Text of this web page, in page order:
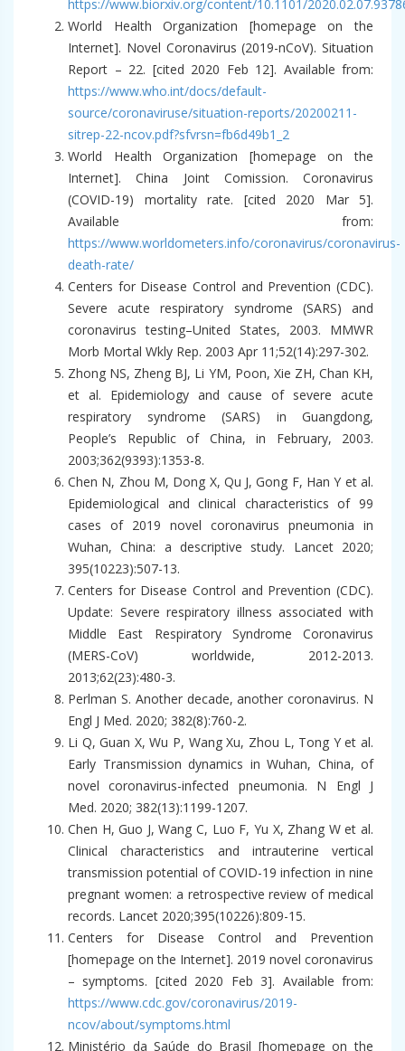
https://www.biorxiv.org/content/10.1101/
World Health Organization [homepage on the
Internet]. Novel Coronavirus (2019-nCoV). Situation
Report – 22. [cited 2020 Feb 12]. Available from:
https://www.who.int/docs/default-
source/coronaviruse/situation-reports/20200211-
sitrep-22-ncov.pdf?sfvrsn=fb6d49b1_2
World Health Organization [homepage on the
Internet]. China Joint Comission. Coronavirus
(COVID-19) mortality rate. [cited 2020 Mar 5].
Available from:
https://www.worldometers.info/coronavirus/coronavirus-
death-rate/
Centers for Disease Control and Prevention (CDC).
Severe acute respiratory syndrome (SARS) and
coronavirus testing–United States, 2003. MMWR
Morb Mortal Wkly Rep. 2003 Apr 11;52(14):297-302.
Zhong NS, Zheng BJ, Li YM, Poon, Xie ZH, Chan KH,
et al. Epidemiology and cause of severe acute
respiratory syndrome (SARS) in Guangdong,
People’s Republic of China, in February, 2003.
2003;362(9393):1353-8.
Chen N, Zhou M, Dong X, Qu J, Gong F, Han Y et al.
Epidemiological and clinical characteristics of 99
cases of 2019 novel coronavirus pneumonia in
Wuhan, China: a descriptive study. Lancet 2020;
395(10223):507-13.
Centers for Disease Control and Prevention (CDC).
Update: Severe respiratory illness associated with
Middle East Respiratory Syndrome Coronavirus
(MERS-CoV) worldwide, 2012-2013.
2013;62(23):480-3.
Perlman S. Another decade, another coronavirus. N
Engl J Med. 2020; 382(8):760-2.
Li Q, Guan X, Wu P, Wang Xu, Zhou L, Tong Y et al.
Early Transmission dynamics in Wuhan, China, of
novel coronavirus-infected pneumonia. N Engl J
Med. 2020; 382(13):1199-1207.
Chen H, Guo J, Wang C, Luo F, Yu X, Zhang W et al.
Clinical characteristics and intrauterine vertical
transmission potential of COVID-19 infection in nine
pregnant women: a retrospective review of medical
records. Lancet 2020;395(10226):809-15.
Centers for Disease Control and Prevention
[homepage on the Internet]. 2019 novel coronavirus
– symptoms. [cited 2020 Feb 3]. Available from:
https://www.cdc.gov/coronavirus/2019-
ncov/about/symptoms.html
Ministério da Saúde do Brasil [homepage on the